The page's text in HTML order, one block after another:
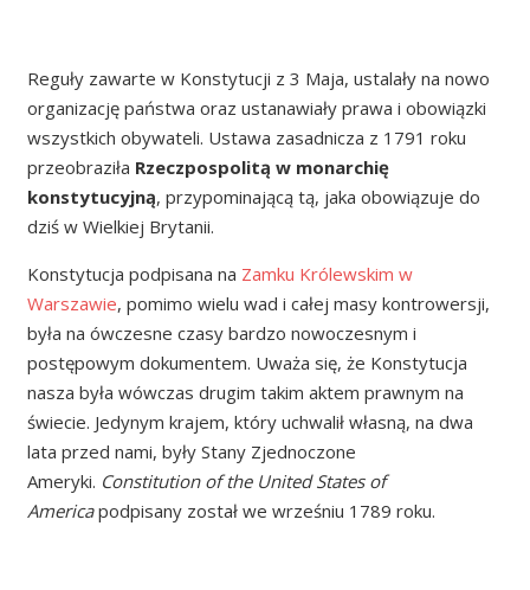
Reguły zawarte w Konstytucji z 3 Maja, ustalały na nowo
organizację państwa oraz ustanawiały prawa i obowiązki
wszystkich obywateli. Ustawa zasadnicza z 1791 roku
przeobraziła Rzeczpospolitą w monarchię
konstytucyjną, przypominającą tą, jaka obowiązuje do
dziś w Wielkiej Brytanii.
Konstytucja podpisana na Zamku Królewskim w
Warszawie, pomimo wielu wad i całej masy kontrowersji,
była na ówczesne czasy bardzo nowoczesnym i
postępowym dokumentem. Uważa się, że Konstytucja
nasza była wówczas drugim takim aktem prawnym na
świecie. Jedynym krajem, który uchwalił własną, na dwa
lata przed nami, były Stany Zjednoczone
Ameryki. Constitution of the United States of
Americapodpisany został we wrześniu 1789 roku.